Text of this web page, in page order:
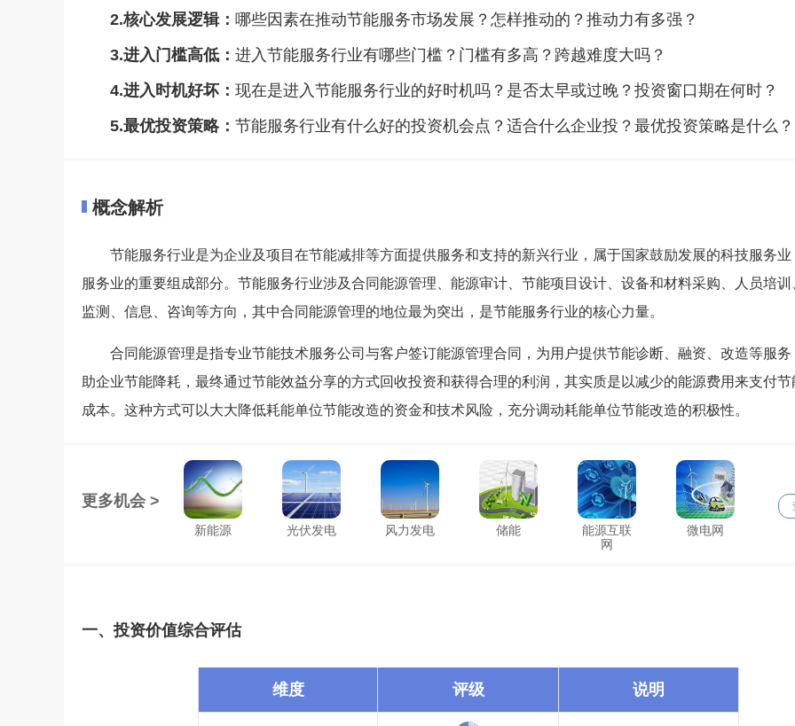
2.核心发展逻辑： 哪些因素在推动节能服务市场发展？怎样推动的？推动力有多强？
3.进入门槛高低： 进入节能服务行业有哪些门槛？门槛有多高？跨越难度大吗？
4.进入时机好坏： 现在是进入节能服务行业的好时机吗？是否太早或过晚？投资窗口期在何时？
5.最优投资策略： 节能服务行业有什么好的投资机会点？适合什么企业投？最优投资策略是什么？
概念解析
节能服务行业是为企业及项目在节能减排等方面提供服务和支持的新兴行业，属于国家鼓励发展的科技服务业
服务业的重要组成部分。节能服务行业涉及合同能源管理、能源审计、节能项目设计、设备和材料采购、人员培
监测、信息、咨询等方向，其中合同能源管理的地位最为突出，是节能服务行业的核心力量。
合同能源管理是指专业节能技术服务公司与客户签订能源管理合同，为用户提供节能诊断、融资、改造等服务
助企业节能降耗，最终通过节能效益分享的方式回收投资和获得合理的利润，其实质是以减少的能源费用来支付
成本。这种方式可以大大降低耗能单位节能改造的资金和技术风险，充分调动耗能单位节能改造的积极性。
更多机会 >
新能源 光伏发电 风力发电 储能
能源互联
网
微电网
一、投资价值综合评估
维度 评级 说明